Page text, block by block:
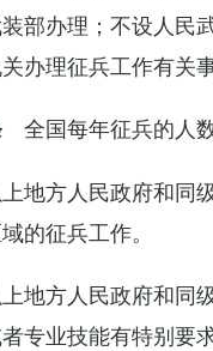
部办理；不设人民
办理征兵工作有关事
全国每年征兵的人
地方人民政府和同
的征兵工作。
地方人民政府和同
专业技能有特别要